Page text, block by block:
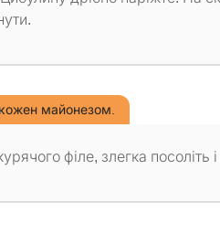
майонезом.
філе, злегка посоліть